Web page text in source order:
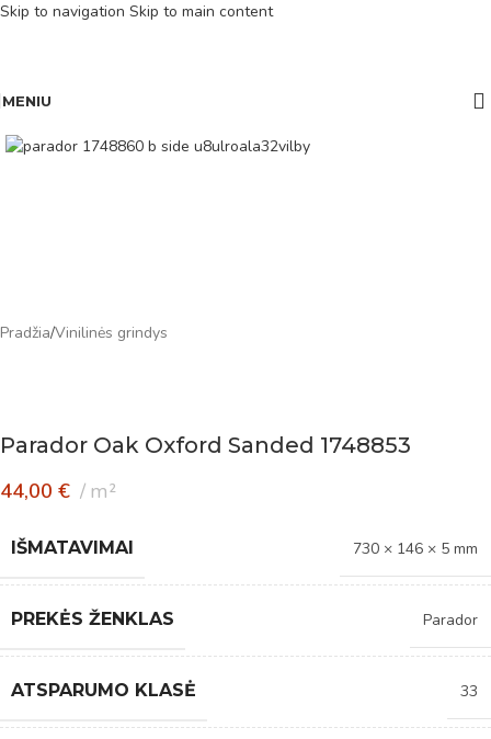
Skip to navigation Skip to main content
MENIU
Pradžia/Vinilinės grindys
Parador Oak Oxford Sanded 1748853
44,00 € m²
IŠMATAVIMAI 730 × 146 × 5 mm
PREKĖS ŽENKLAS Parador
ATSPARUMO KLASĖ 33